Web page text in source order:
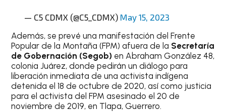
— C5 CDMX (@C5_CDMX) May 15, 2023
Además, se prevé una manifestación del Frente
Popular de la Montaña (FPM) afuera de la Secretaría
de Gobernación (Segob) en Abraham González 48,
colonia Juárez, donde pedirán un diálogo para
liberación inmediata de una activista indígena
detenida el 18 de octubre de 2020, así como justicia
para el activista del FPM asesinado el 20 de
noviembre de 2019, en Tlapa, Guerrero.